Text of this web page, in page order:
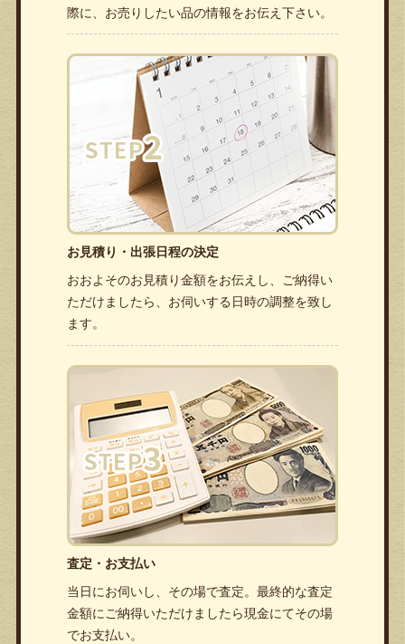
際に、お売りしたい品の情報をお伝え下さい。
お見積り・出張日程の決定
おおよそのお見積り金額をお伝えし、ご納得い
ただけましたら、お伺いする日時の調整を致し
ます。
査定・お支払い
当日にお伺いし、その場で査定。最終的な査定
金額にご納得いただけましたら現金にてその場
でお支払い。